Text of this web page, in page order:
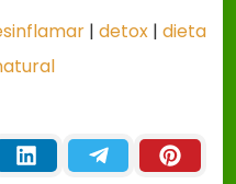
| detox | dieta